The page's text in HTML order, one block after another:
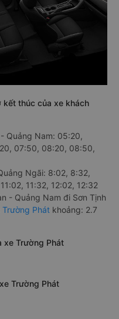
kết thúc của xe khách
Quảng Nam: 05:20,
07:50, 08:20, 08:50,
Ngãi: 8:02, 8:32,
11:32, 12:02, 12:32
- Quảng Nam đi Sơn Tịnh
Trường Phát khoảng: 2.7
xe Trường Phát
Trường Phát